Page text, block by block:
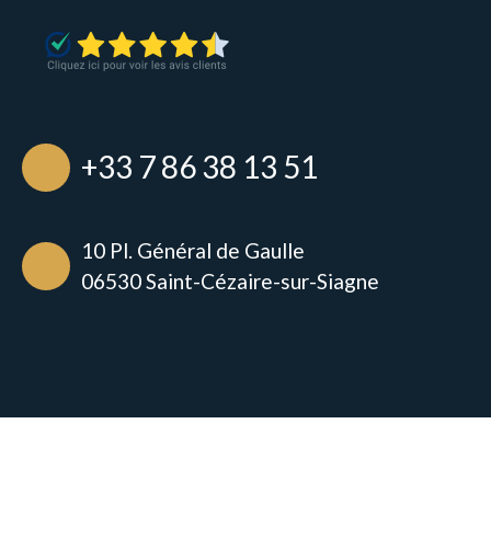
+33 7 86 38 13 51
10 Pl. Général de Gaulle
06530 Saint-Cézaire-sur-Siagne